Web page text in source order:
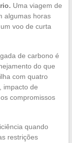
Uma viagem de
algumas horas
voo de curta
de carbono é
do que
com quatro
impacto de
compromissos
quando
restrições